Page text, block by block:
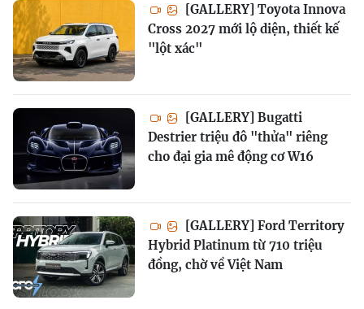
[GALLERY] Toyota Innova
Cross 2027 mới lộ diện, thiết kế
"lột xác"
[GALLERY] Bugatti
Destrier triệu đô "thửa" riêng
cho đại gia mê động cơ W16
[GALLERY] Ford Territory
Hybrid Platinum từ 710 triệu
đồng, chờ về Việt Nam